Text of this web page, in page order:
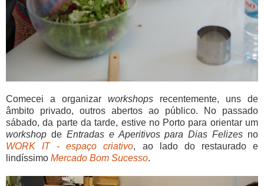
Comecei a organizar workshops recentemente, uns de
âmbito privado, outros abertos ao público. No passado
sábado, da parte da tarde, estive no Porto para orientar um
workshop de Entradas e Aperitivos para Dias Felizes no
WORK IT - espaço criativo, ao lado do restaurado e
lindíssimo Mercado Bom Sucesso.